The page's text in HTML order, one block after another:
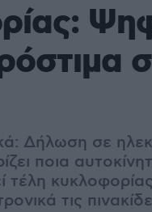
Δήλωση σε
ποια
τέλη
τις